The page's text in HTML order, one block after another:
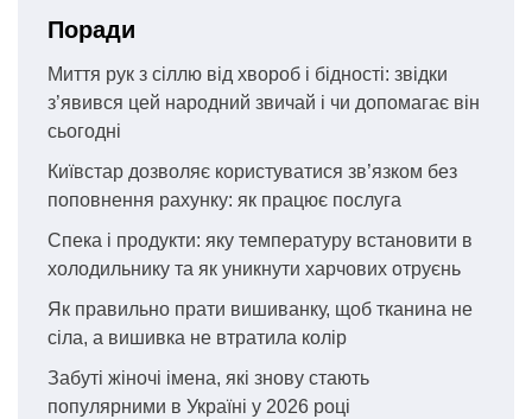
Поради
Миття рук з сіллю від хвороб і бідності: звідки
з’явився цей народний звичай і чи допомагає він
сьогодні
Київстар дозволяє користуватися зв’язком без
поповнення рахунку: як працює послуга
Спека і продукти: яку температуру встановити в
холодильнику та як уникнути харчових отруєнь
Як правильно прати вишиванку, щоб тканина не
сіла, а вишивка не втратила колір
Забуті жіночі імена, які знову стають
популярними в Україні у 2026 році